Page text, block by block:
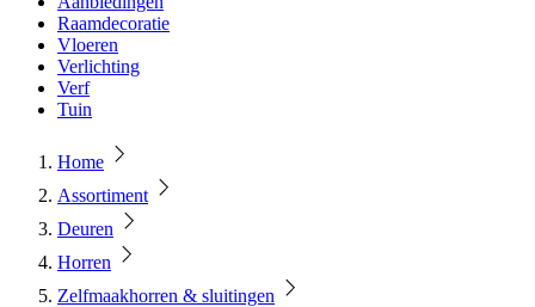
Raamdecoratie
Vloeren
Verlichting
Verf
Tuin
Home
Assortiment
Deuren
Horren
Zelfmaakhorren & sluitingen